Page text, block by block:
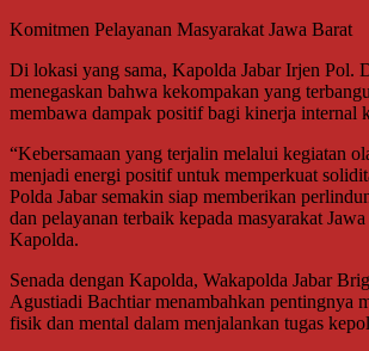
Komitmen Pelayanan Masyarakat Jawa Barat
Di lokasi yang sama, Kapolda Jabar Irjen Pol.
menegaskan bahwa kekompakan yang
membawa dampak positif bagi kinerja internal
“Kebersamaan yang terjalin melalui kegiatan
menjadi energi positif untuk memperkuat
Polda Jabar semakin siap memberikan
dan pelayanan terbaik kepada masyarakat
Kapolda.
Senada dengan Kapolda, Wakapolda Jabar
Agustiadi Bachtiar menambahkan pentingnya
fisik dan mental dalam menjalankan tugas